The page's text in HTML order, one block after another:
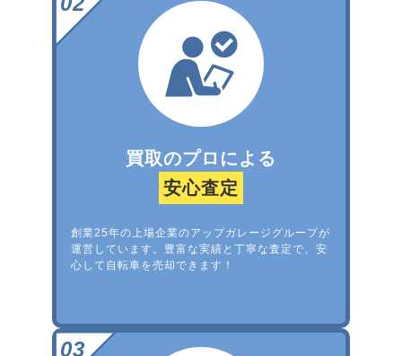
買取のプロによる
安心査定
創業25年の上場企業のアップガレージグループが
運営しています。豊富な実績と丁寧な査定で、安
心して自転車を売却できます！